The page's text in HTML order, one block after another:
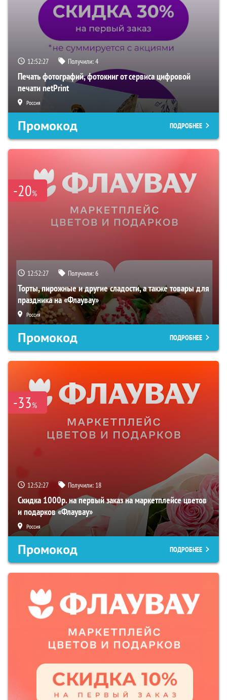
12:52:26 Получили:4
Печать фотографий, фотокниг от сервиса цифровой
печати netPrint
Россия
Промокод ПОДРОБНЕЕ
-20%
12:52:26 Получили:6
Торты, пирожные и другие сладости, а также товары для
праздника на «Флаувау»
Россия
Промокод ПОДРОБНЕЕ
-33%
12:52:26 Получили: 18
Скидка 1000р. на первый заказ на маркетплейсе цветов
и подарков «Флаувау»
Россия
Промокод ПОДРОБНЕЕ